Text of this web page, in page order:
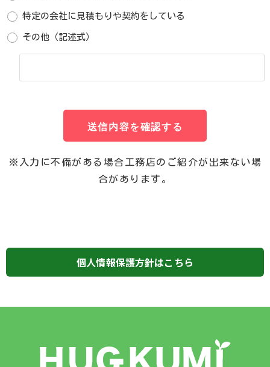
特定の会社に見積もりや契約をしている
その他（記述式）
送信内容を確認する
※入力に不備がある場合工務店のご紹介が出来ない場
合があります。
個人情報保護方針はこちら